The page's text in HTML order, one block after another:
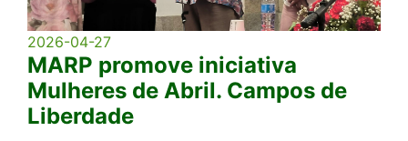
2026-04-27
MARP promove iniciativa
Mulheres de Abril. Campos de
Liberdade